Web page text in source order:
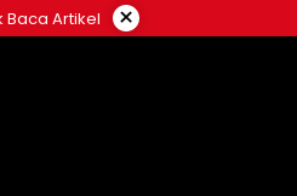
Baca Artikel ×